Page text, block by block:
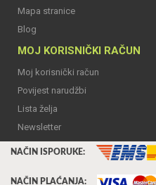
Mapa stranice
Blog
MOJ KORISNIČKI RAČUN
Moj korisnički račun
Povijest narudžbi
Lista želja
Newsletter
NAČIN ISPORUKE:
NAČIN PLAĆANJA: